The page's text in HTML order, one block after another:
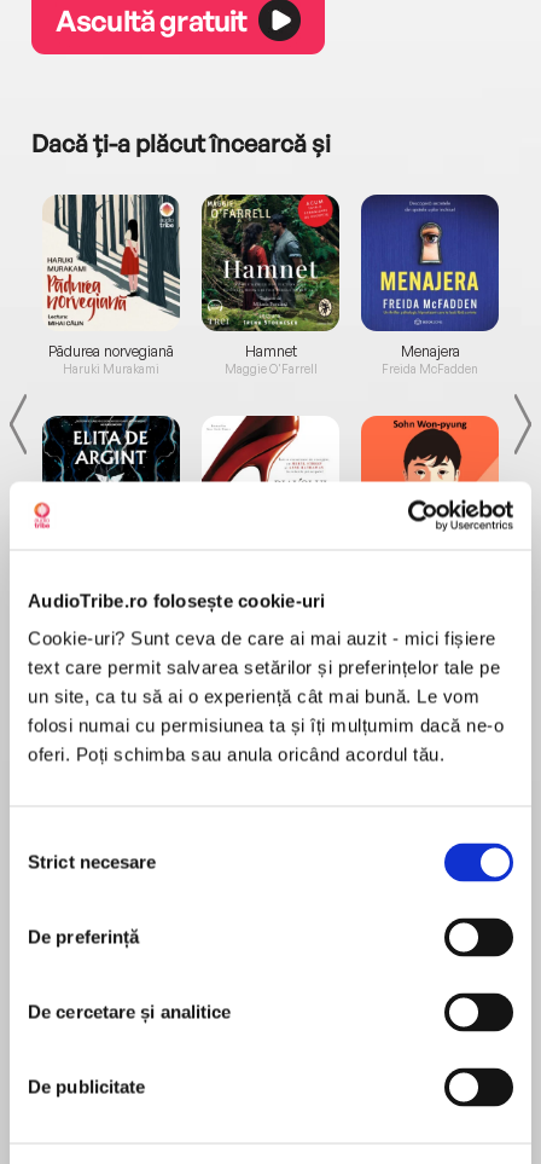
AudioTribe.ro folosește cookie-uri
Cookie-uri? Sunt ceva de care ai mai auzit - mici fișiere
text care permit salvarea setărilor și preferințelor tale pe
un site, ca tu să ai o experiență cât mai bună. Le vom
folosi numai cu permisiunea ta și îți mulțumim dacă ne-o
oferi. Poți schimba sau anula oricând acordul tău.
consimțământului
Strict necesare
De preferință
De cercetare și analitice
De publicitate
Ascultă gratuit
Dacă ți-a plăcut încearcă și
Pădurea norvegiană
Haruki Murakami
de...
Dani Francis
Hamnet
Maggie O'Farrell
la...
Lauren Weisberger
Menajera
Freida McFadden
Desprecarte
The end is here.
fellow Hunter, Aidan, to win the war against the
undead. But with Aidan on the brink of self-
destruction and Tenn reeling from his lover’s
spite, their fated convergence seems far from
Especially because Aidan no longer appears to
În acest moment nu există recenzii
Alex R. Kahler
Alex is many things, but first and foremost, he's a
Sagittarius. He's taught circus arts in Madrid,